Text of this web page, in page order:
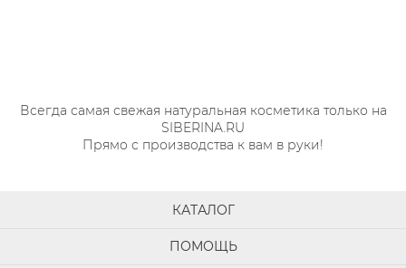
Всегда самая свежая натуральная косметика только на
SIBERINA.RU
Прямо с производства к вам в руки!
КАТАЛОГ
ПОМОЩЬ